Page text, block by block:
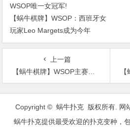
【蜗牛棋牌】WSOP：西班牙女
玩家Leo Margets成为今年
WSOP唯一女冠军!
上一篇
【蜗牛棋牌】WSOP主赛冠军Huckleberry Seed入选扑克名人堂
【
文
Copyright © 蜗牛扑克 版权所有. 网
蜗牛扑克提供最受欢迎的扑克变种，